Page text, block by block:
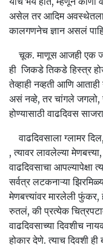
असेल तर आदिम अवस्थेतला
कालगणनेच ज्ञान असलं
चूक. माणूस आजही एक
ही जिकडे तिकडे हिस्त्र
तेव्हाही नव्हती आणि
असं नव्हे, तर चांगले जगलो,
होण्यासाठी वाढदिवस
वाढदिवसाला ग्लामर
, त्यावर लावलेल्या
वाढदिवसाचा आपल्यापेक्षा
सर्वत्र लटकनाऱ्या
मेणबत्त्यांवर मारलेली फुंकर,
रुतलं, की प्रत्येक
वाढदिवसाच्या दिवशीच
होकार देणे. त्याच दिवशी